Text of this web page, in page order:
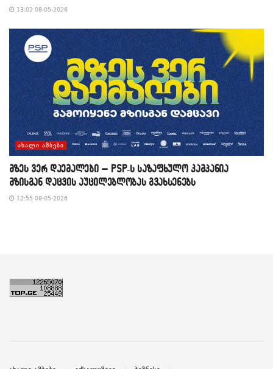
13:02 08-05-2026
ᲐᲮᲐᲚᲘ ᲐᲛᲑᲔᲑᲘ
მზეს ვერ დაემალები – PSP-ს საზაფხულო კამპანია
მზისგან დაცვის აუცილებლობას გვახსენებს
12:55 08-05-2026